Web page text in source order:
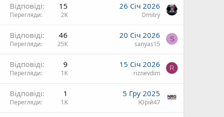
Відповіді 15
Перегляди 2K
26 Січ 2026
Dmitry
Відповіді 46
Перегляди 25K
20 Січ 2026
sanyas15
S
Відповіді 9
Перегляди 1K
15 Січ 2026
riznevdim
R
Відповіді 1
Перегляди 1K
5 Гру 2025
Юрій47